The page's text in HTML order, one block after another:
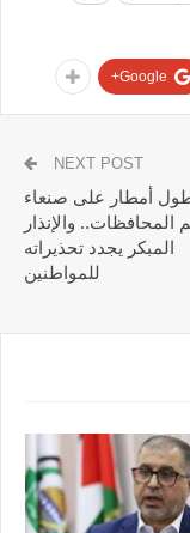
Google+
NEXT POST
أمطار على صنعاء
المحافظات.. والإنذار
المبكر يجدد تحذيراته
للمواطنين